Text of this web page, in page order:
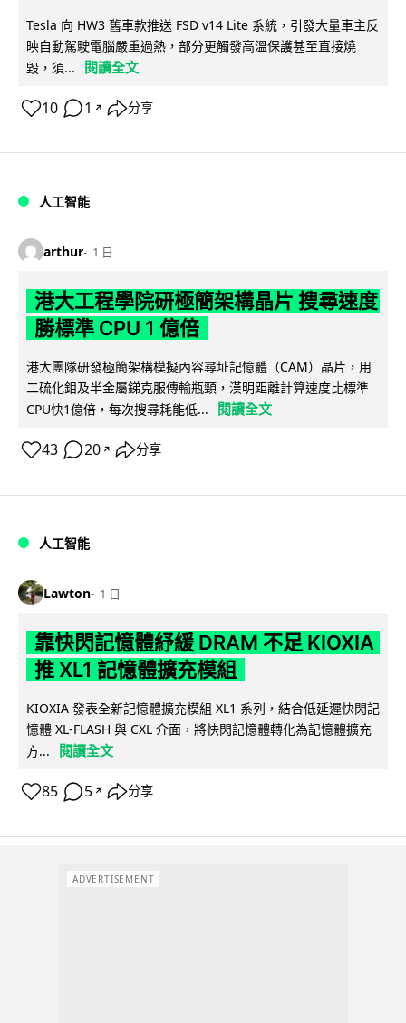
Tesla 向 HW3 舊車款推送 FSD v14 Lite 系統，引發大量車主反
映自動駕駛電腦嚴重過熱，部分更觸發高溫保護甚至直接燒
毀，須...
閱讀全文
10 1 ↗ 分享
人工智能
arthur 1 日
港大工程學院研極簡架構晶片 搜尋速度
勝標準 CPU 1 億倍
港大團隊研發極簡架構模擬內容尋址記憶體（CAM）晶片，用
二硫化鉬及半金屬銻克服傳輸瓶頸，漢明距離計算速度比標準
CPU快1億倍，每次搜尋耗能低...
閱讀全文
43 20 ↗ 分享
人工智能
Lawton 1 日
靠快閃記憶體紓緩 DRAM 不足 KIOXIA
推 XL1 記憶體擴充模組
KIOXIA 發表全新記憶體擴充模組 XL1 系列，結合低延遲快閃記
憶體 XL-FLASH 與 CXL 介面，將快閃記憶體轉化為記憶體擴充
方...
閱讀全文
85 5 ↗ 分享
ADVERTISEMENT